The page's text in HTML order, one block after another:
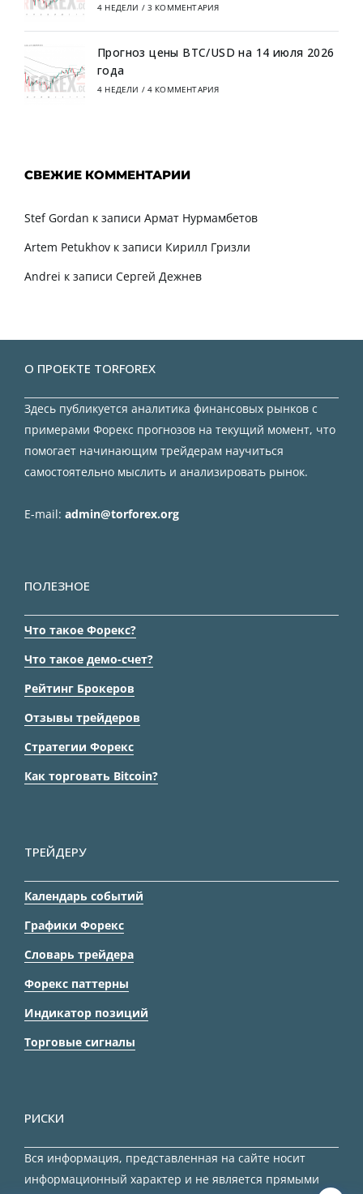
4 НЕДЕЛИ / 3 КОММЕНТАРИЯ
Прогноз цены BTC/USD на 14 июля 2026
года
4 НЕДЕЛИ / 4 КОММЕНТАРИЯ
СВЕЖИЕ КОММЕНТАРИИ
Stef Gordan к записи Армат Нурмамбетов
Artem Petukhov к записи Кирилл Гризли
Andrei к записи Сергей Дежнев
О ПРОЕКТЕ TORFOREX
Здесь публикуется аналитика финансовых рынков с
примерами Форекс прогнозов на текущий момент, что
помогает начинающим трейдерам научиться
самостоятельно мыслить и анализировать рынок.
E-mail: admin@torforex.org
ПОЛЕЗНОЕ
Что такое Форекс?
Что такое демо-счет?
Рейтинг Брокеров
Отзывы трейдеров
Стратегии Форекс
Как торговать Bitcoin?
ТРЕЙДЕРУ
Календарь событий
Графики Форекс
Словарь трейдера
Форекс паттерны
Индикатор позиций
Торговые сигналы
РИСКИ
Вся информация, представленная на сайте носит
информационный характер и не является прямыми